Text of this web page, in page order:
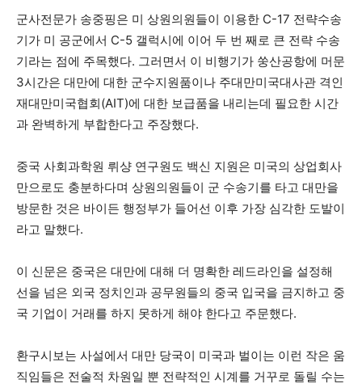
군사전문가 송중핑은 미 상원의원들이 이용한 C-17 전략수송
기가 미 공군에서 C-5 갤럭시에 이어 두 번 째로 큰 전략 수송
기라는 점에 주목했다. 그러면서 이 비행기가 쑹산공항에 머문
3시간은 대만에 대한 군수지원품이나 주대만미국대사관 격인
재대만미국협회(AIT)에 대한 보급품을 내리는데 필요한 시간
과 완벽하게 부합한다고 주장했다.
중국 사회과학원 뤼샹 연구원도 백신 지원은 미국의 상업회사
만으로도 충분하다며 상원의원들이 군 수송기를 타고 대만을
방문한 것은 바이든 행정부가 들어선 이후 가장 심각한 도발이
라고 말했다.
이 신문은 중국은 대만에 대해 더 명확한 레드라인을 설정해
선을 넘은 외국 정치인과 공무원들의 중국 입국을 금지하고 중
국 기업이 거래를 하지 못하게 해야 한다고 주문했다.
환구시보는 사설에서 대만 당국이 미국과 벌이는 이런 작은 움
직임들은 전술적 차원일 뿐 전략적인 시계를 거꾸로 돌릴 수는